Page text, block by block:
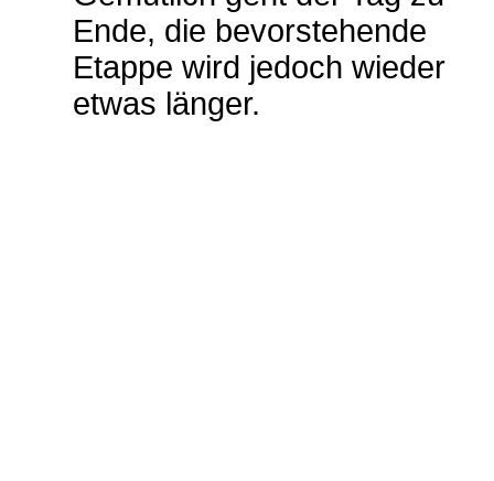
Ende, die bevorstehende
Etappe wird jedoch wieder
etwas länger.